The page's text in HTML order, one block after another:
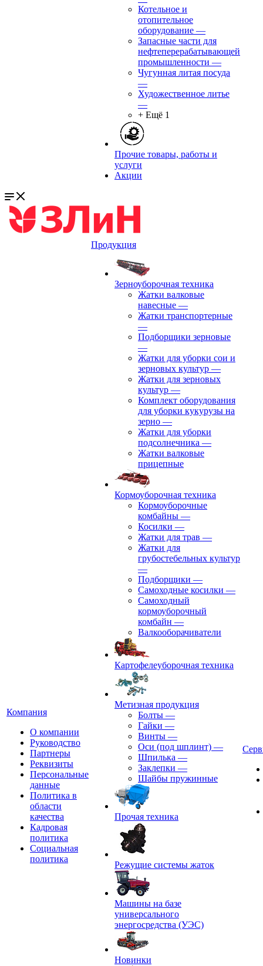
Котельное и
отопительное
оборудование —
Запасные части для
нефтеперерабатывающей
промышленности —
Чугунная литая посуда
—
Художественное литье
—
+ Ещё 1
Прочие товары, работы и
услуги
Акции
Компания
О компании
Руководство
Партнеры
Реквизиты
Персональные
данные
Политика в
области
качества
Кадровая
политика
Социальная
политика
Продукция
Зерноуборочная техника
Жатки валковые
навесные —
Жатки транспортерные
—
Подборщики зерновые
—
Жатки для уборки сои и
зерновых культур —
Жатки для зерновых
культур —
Комплект оборудования
для уборки кукурузы на
зерно —
Жатки для уборки
подсолнечника —
Жатки валковые
прицепные
Кормоуборочная техника
Кормоуборочные
комбайны —
Косилки —
Жатки для трав —
Жатки для
грубостебельных культур
—
Подборщики —
Самоходные косилки —
Самоходный
кормоуборочный
комбайн —
Валкооборачиватели
Картофелеуборочная техника
Метизная продукция
Болты —
Гайки —
Винты —
Оси (под шплинт) —
Шпилька —
Заклепки —
Шайбы пружинные
Прочая техника
Режущие системы жаток
Машины на базе
универсального
энергосредства (УЭС)
Новинки